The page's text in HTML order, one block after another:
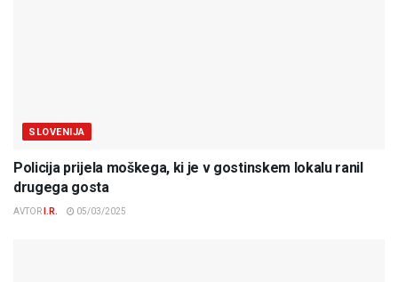
SLOVENIJA
Policija prijela moškega, ki je v gostinskem lokalu ranil
drugega gosta
AVTOR I.R. 05/03/2025